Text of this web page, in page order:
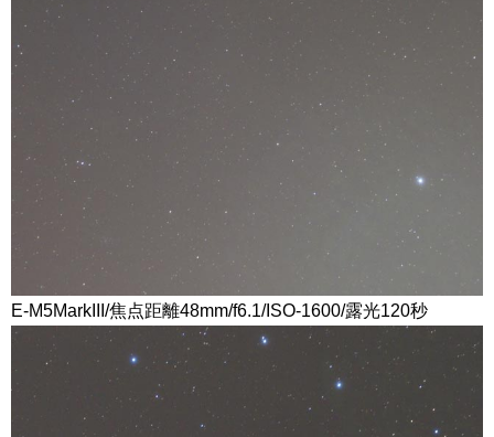
E-M5MarkIII/焦点距離48mm/f6.1/ISO-1600/露光120秒